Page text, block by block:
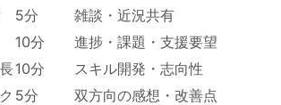
5分
雑談・近況共有
10分
進捗・課題・支援要望
10分
スキル開発・志向性
5分
双方向の感想・改善点